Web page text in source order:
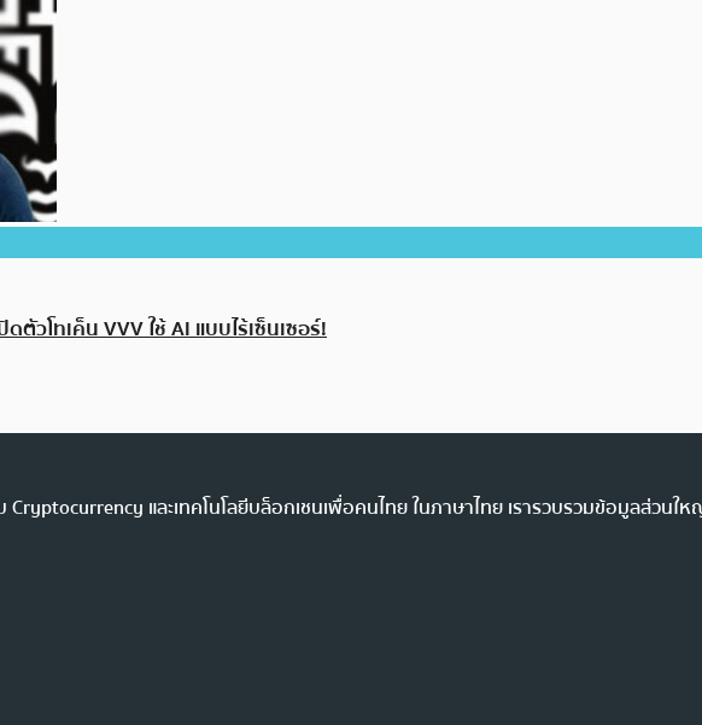
วโทเค็น VVV ใช้ AI แบบไร้เซ็นเซอร์!
และเทคโนโลยีบล็อกเชนเพื่อคนไทย ในภาษาไทย เรารวบรวมข้อมูลส่วนใ